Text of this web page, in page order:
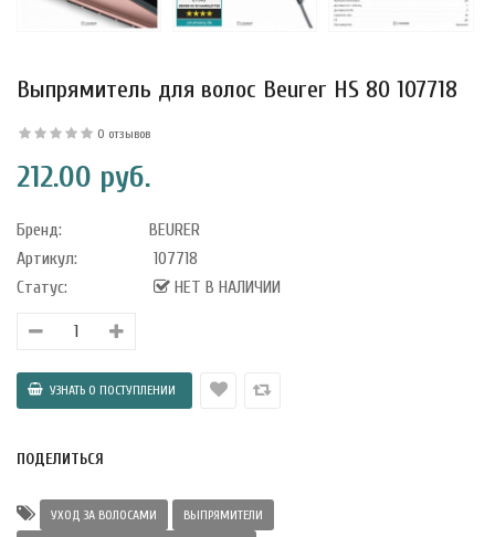
Укрепление
DE PEPINS DE
с лимоном и
здорово 75 г
Выпрямитель для волос Beurer HS 80 107718
0 отзывов
212.00 руб.
Бренд:
BEURER
Артикул:
107718
Статус:
НЕТ В НАЛИЧИИ
ПОДЕЛИТЬСЯ
УХОД ЗА ВОЛОСАМИ
ВЫПРЯМИТЕЛИ